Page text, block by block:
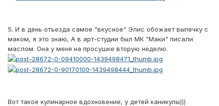
5. И в день отъезда самое "вкусное" Элис обожает выпечку с
маком, я это знаю, А в арт-студии был МК "Маки" писали
маслом. Она у меня на просушке вторую неделю.
Вот такое кулинарное вдохновение, у детей каникулы)))